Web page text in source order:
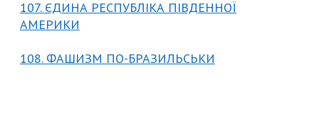
107. ЄДИНА РЕСПУБЛІКА ПІВДЕННОЇ
АМЕРИКИ
108. ФАШИЗМ ПО-БРАЗИЛЬСЬКИ